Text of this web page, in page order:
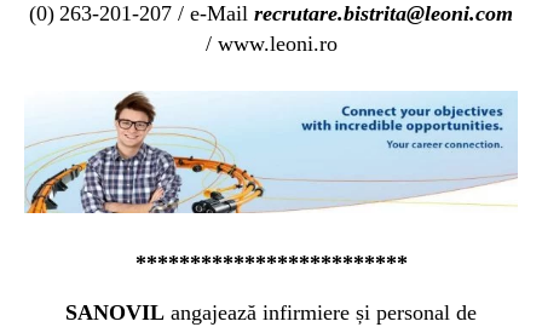
(0) 263-201-207 / e-Mail recrutare.bistrita@leoni.com
/ www.leoni.ro
*************************
SANOVIL angajează infirmiere și personal de